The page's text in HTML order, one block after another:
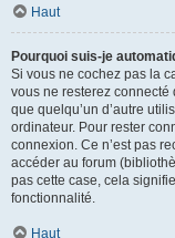
Haut
Pourquoi suis-je
Si vous ne cochez pas la
vous ne resterez
que quelqu’un d’autre
ordinateur. Pour rester
connexion. Ce n’est pas
accéder au forum
pas cette case, cela
fonctionnalité.
Haut